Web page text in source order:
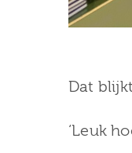
Dat
‘Leuk